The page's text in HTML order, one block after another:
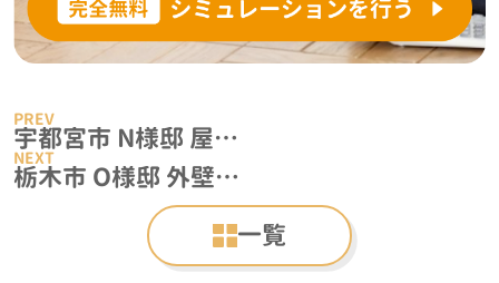
宇都宮市 N様邸 屋根・外壁塗装リフォーム事例
一覧
栃木市 O様邸 外壁塗装・漆喰工事・京壁左官工事・雨漏り工事・カーポート撤去リフォーム事例